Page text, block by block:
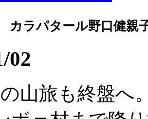
カラパタール野口健親
02
山旅も終盤へ